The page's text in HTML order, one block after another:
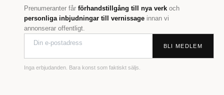
Prenumeranter får förhandstillgång till nya verk och
personliga inbjudningar till vernissage innan vi
annonserar offentligt.
BLI MEDLEM
Inga erbjudanden. Bara konst som faktiskt säljs.